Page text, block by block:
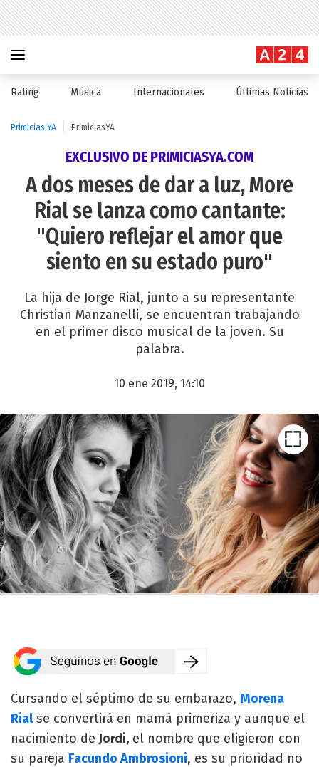
Rating Música Internacionales Últimas Noticias
Primicias YA PrimiciasYA
EXCLUSIVO DE PRIMICIASYA.COM
A dos meses de dar a luz, More
Rial se lanza como cantante:
"Quiero reflejar el amor que
siento en su estado puro"
La hija de Jorge Rial, junto a su representante
Christian Manzanelli, se encuentran trabajando
en el primer disco musical de la joven. Su
palabra.
10 ene 2019, 14:10
Cursando el séptimo de su embarazo, Morena
Rialse convertirá en mamá primeriza y aunque el
nacimiento de Jordi, el nombre que eligieron con
su pareja Facundo Ambrosioni, es su prioridad no